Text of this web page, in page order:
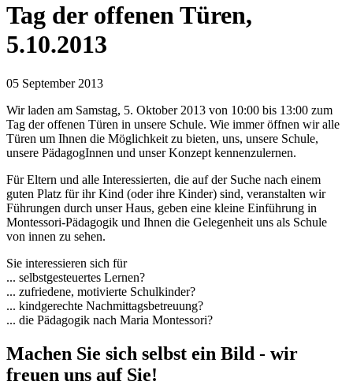
Tag der offenen Türen,
5.10.2013
05 September 2013
Wir laden am Samstag, 5. Oktober 2013 von 10:00 bis 13:00 zum
Tag der offenen Türen in unsere Schule. Wie immer öffnen wir alle
Türen um Ihnen die Möglichkeit zu bieten, uns, unsere Schule,
unsere PädagogInnen und unser Konzept kennenzulernen.
Für Eltern und alle Interessierten, die auf der Suche nach einem
guten Platz für ihr Kind (oder ihre Kinder) sind, veranstalten wir
Führungen durch unser Haus, geben eine kleine Einführung in
Montessori-Pädagogik und Ihnen die Gelegenheit uns als Schule
von innen zu sehen.
Sie interessieren sich für
... selbstgesteuertes Lernen?
... zufriedene, motivierte Schulkinder?
... kindgerechte Nachmittagsbetreuung?
... die Pädagogik nach Maria Montessori?
Machen Sie sich selbst ein Bild - wir
freuen uns auf Sie!